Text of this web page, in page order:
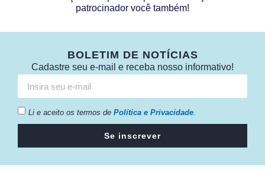
patrocinador você também!
BOLETIM DE NOTÍCIAS
Cadastre seu e-mail e receba nosso informativo!
Li e aceito os termos de Política e Privacidade.
Se inscrever